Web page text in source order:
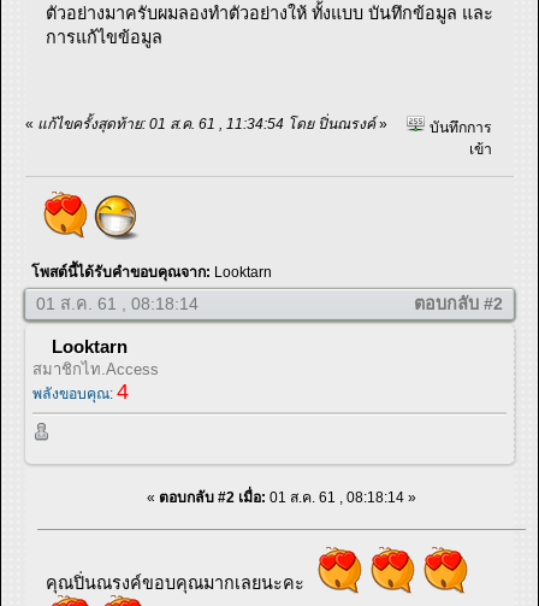
ตัวอย่างมาครับผมลองทำตัวอย่างให้ ทั้งแบบ บันทึกข้อมูล และ
การแก้ไขข้อมูล
« แก้ไขครั้งสุดท้าย: 01 ส.ค. 61 , 11:34:54 โดย ปิ่นณรงค์»
บันทึกการ
เข้า
โพสต์นี้ได้รับคำขอบคุณจาก: Looktarn
01 ส.ค. 61 , 08:18:14 ตอบกลับ #2
Looktarn
สมาชิกไท.Access
พลังขอบคุณ: 4
« ตอบกลับ #2 เมื่อ: 01 ส.ค. 61 , 08:18:14 »
คุณปิ่นณรงค์ขอบคุณมากเลยนะคะ